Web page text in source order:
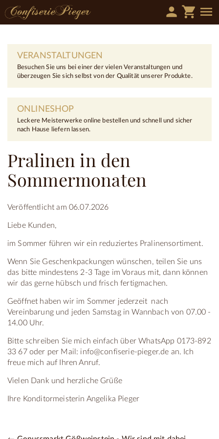
person shopping_cart menu
VERANSTALTUNGEN
Besuchen Sie uns bei einer der vielen Veranstaltungen und
überzeugen Sie sich selbst von der Qualität unserer Produkte.
ONLINESHOP
Leckere Meisterwerke online bestellen und schnell und sicher
nach Hause liefern lassen.
Pralinen in den
Sommermonaten
Veröffentlicht am 06.07.2026
Liebe Kunden,
im Sommer führen wir ein reduziertes Pralinensortiment.
Wenn Sie Geschenkpackungen wünschen, teilen Sie uns
das bitte mindestens 2-3 Tage im Voraus mit, dann können
wir das gerne hübsch und frisch fertigmachen.
Geöffnet haben wir im Sommer jederzeit nach
Vereinbarung und jeden Samstag in Wannbach von 07.00 -
14.00 Uhr.
Bitte schreiben Sie mich einfach über WhatsApp 0173-892
33 67 oder per Mail: info@confiserie-pieger.de an. Ich
freue mich auf Ihren Anruf.
Vielen Dank und herzliche Grüße
Ihre Konditormeisterin Angelika Pieger